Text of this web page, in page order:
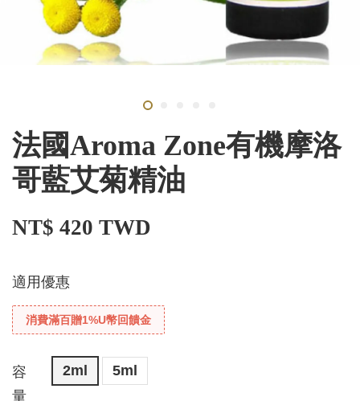
法國Aroma Zone有機摩洛
哥藍艾菊精油
NT$ 420 TWD
適用優惠
消費滿百贈1%U幣回饋金
容
量
2ml 5ml